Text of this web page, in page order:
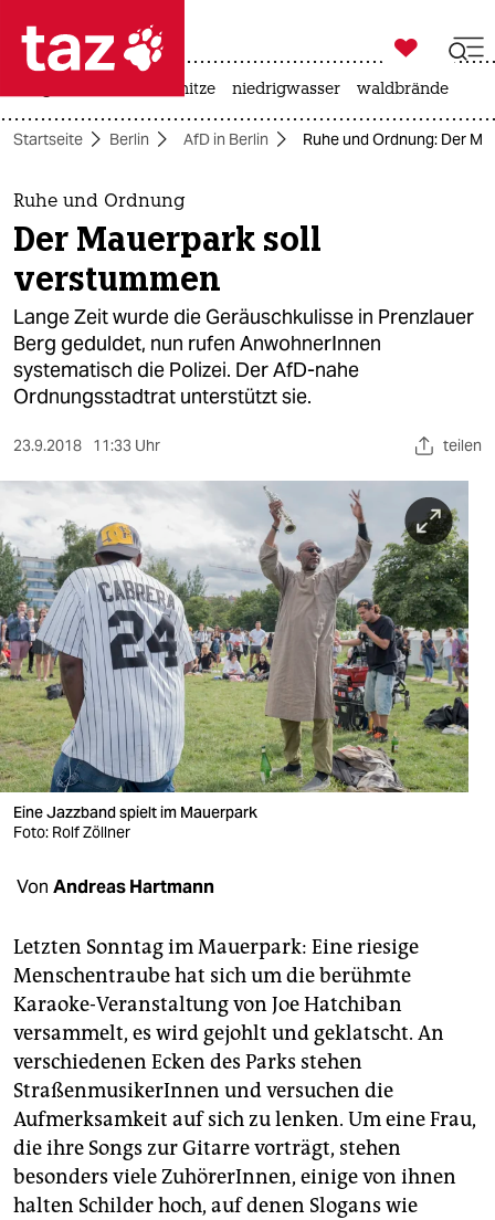
 taz zahl ich
taz zahl ich
themen
politik
öko
gesellschaft
kultur
sport
berlin
nord
wahrheit
verlag
verlag
veranstaltungen
shop
fragen & hilfe
genossenschaft
epaper login

taz zahl ich
hitze niedrigwasser waldbrände
Startseite Berlin AfD in Berlin Ruhe und Ordnung: Der
Ruhe und Ordnung
Der Mauerpark soll
verstummen
Lange Zeit wurde die Geräuschkulisse in Prenzlauer
Berg geduldet, nun rufen AnwohnerInnen
systematisch die Polizei. Der AfD-nahe
Ordnungsstadtrat unterstützt sie.
23.9.2018 11:33 Uhr teilen
Eine Jazzband spielt im Mauerpark
Foto: Rolf Zöllner
Von Andreas Hartmann
Letzten Sonntag im Mauerpark: Eine riesige
Menschentraube hat sich um die berühmte
Karaoke-Veranstaltung von Joe Hatchiban
versammelt, es wird gejohlt und geklatscht. An
verschiedenen Ecken des Parks stehen
StraßenmusikerInnen und versuchen die
Aufmerksamkeit auf sich zu lenken. Um eine Frau,
die ihre Songs zur Gitarre vorträgt, stehen
besonders viele ZuhörerInnen, einige von ihnen
halten Schilder hoch, auf denen Slogans wie